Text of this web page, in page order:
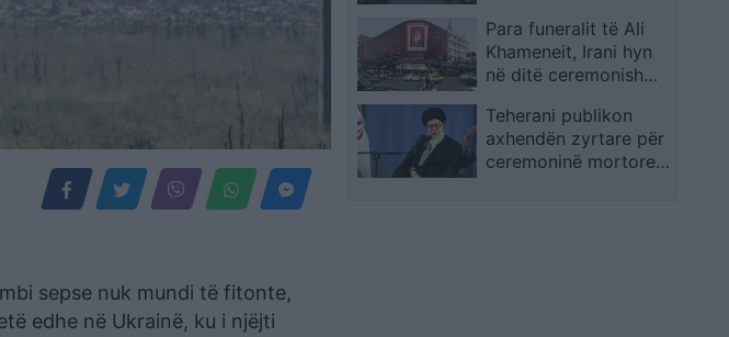
sepse nuk mundi të fitonte,
edhe në Ukrainë, ku i njëjti
të rritur për krime të
rënda
Para funeralit të Ali
Khameneit, Irani hyn
në ditë ceremonish
masa të forta sigurie
dhe mobilizim të gjerë
qytetar
Teherani publikon
axhendën zyrtare për
ceremoninë mortore